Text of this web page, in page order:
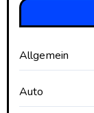
Allgemein
Auto